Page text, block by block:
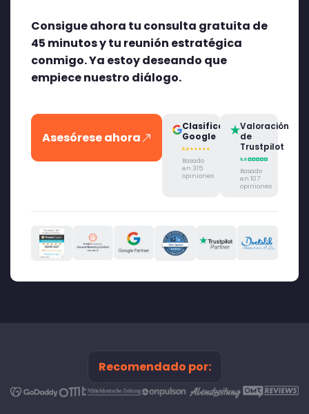
Consigue ahora tu consulta gratuita de
45 minutos y tu reunión estratégica
conmigo. Ya estoy deseando que
empiece nuestro diálogo.
Asesórese ahora
Clasificación
Google
Basado
en 315
opiniones
Valoración
de
Trustpilot
Basado
en 107
opiniones
Recomendado por: